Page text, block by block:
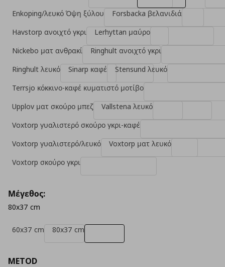
METOD
Enkoping/λευκό Όψη ξύλου
Forsbacka βελανιδιά
Havstorp ανοιχτό γκρι
Lerhyttan μαύρο
Nickebo ματ ανθρακί
Ringhult ανοιχτό γκρι
Ringhult λευκό
Sinarp καφέ
Stensund λευκό
Terrsjo κόκκινο-καφέ κυματιστό μοτίβο
Upplov ματ σκούρο μπεζ
Vallstena λευκό
Voxtorp γυαλιστερό σκούρο γκρι-καφέ
Voxtorp γυαλιστερό/λευκό
Voxtorp ματ λευκό
Voxtorp σκούρο γκρι
Μέγεθος:
80x37 cm
60x37 cm 80x37 cm